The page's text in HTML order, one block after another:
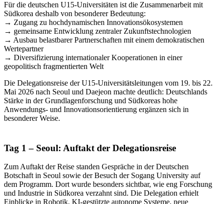
Für die deutschen U15-Universitäten ist die Zusammenarbeit mit
Südkorea deshalb von besonderer Bedeutung:
→ Zugang zu hochdynamischen Innovationsökosystemen
→ gemeinsame Entwicklung zentraler Zukunftstechnologien
→ Ausbau belastbarer Partnerschaften mit einem demokratischen
Wertepartner
→ Diversifizierung internationaler Kooperationen in einer
geopolitisch fragmentierten Welt
Die Delegationsreise der U15-Universitätsleitungen vom 19. bis 22.
Mai 2026 nach Seoul und Daejeon machte deutlich: Deutschlands
Stärke in der Grundlagenforschung und Südkoreas hohe
Anwendungs- und Innovationsorientierung ergänzen sich in
besonderer Weise.
Tag 1 – Seoul: Auftakt der Delegationsreise
Zum Auftakt der Reise standen Gespräche in der Deutschen
Botschaft in Seoul sowie der Besuch der Sogang University auf
dem Programm. Dort wurde besonders sichtbar, wie eng Forschung
und Industrie in Südkorea verzahnt sind. Die Delegation erhielt
Einblicke in Robotik, KI-gestützte autonome Systeme, neue